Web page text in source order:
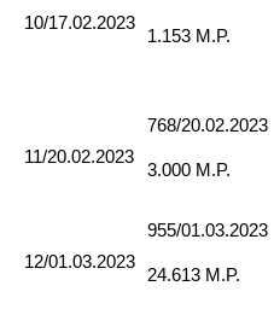
10/17.02.2023
1.153 M.P.
11/20.02.2023
768/20.02.2023
3.000 M.P.
12/01.03.2023
955/01.03.2023
24.613 M.P.